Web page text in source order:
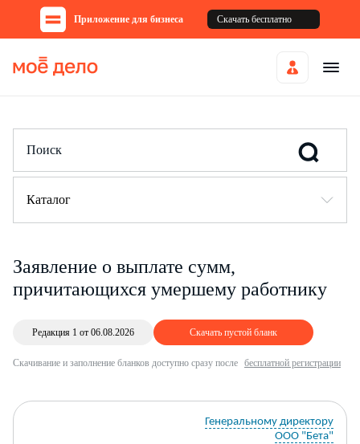
Приложение для бизнеса Скачать бесплатно
Каталог
Заявление о выплате сумм,
причитающихся умершему работнику
Редакция 1 от 06.08.2026 Скачать пустой бланк
Скачивание и заполнение бланков доступно сразу после бесплатной регистрации
Генеральному директору
ООО "Бета"